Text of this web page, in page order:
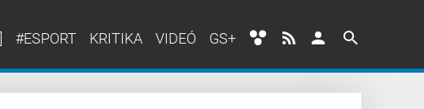
#ESPORT KRITIKA VIDEÓ GS+